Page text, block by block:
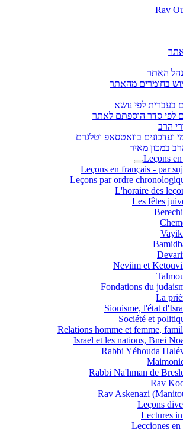
האתר
בחומרים מהאתר
בעברית לפי נושא
לפי סדר הוספתם לאתר
הרב
ועדכונים בוואטסאפ וטלגרם
במכון מאיר
Leçons
Leçons en français - par
Leçons par ordre
L'horaire des
Les fêtes
Neviim et
Fondations du
La
Sionisme, l'état
Société et
Relations homme et femme,
Israel et les nations, Bnei
Rabbi Yéhouda
Rabbi Na'hman de
Rav
Leçons
Lectures
Lecciones en